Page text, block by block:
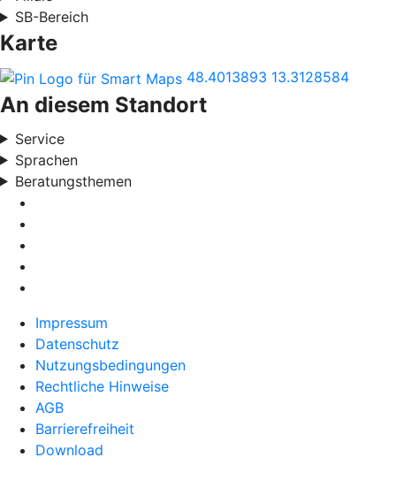
SB-Bereich
Karte
48.4013893 13.3128584
An diesem Standort
Service
Sprachen
Beratungsthemen
Impressum
Datenschutz
Nutzungsbedingungen
Rechtliche Hinweise
AGB
Barrierefreiheit
Download